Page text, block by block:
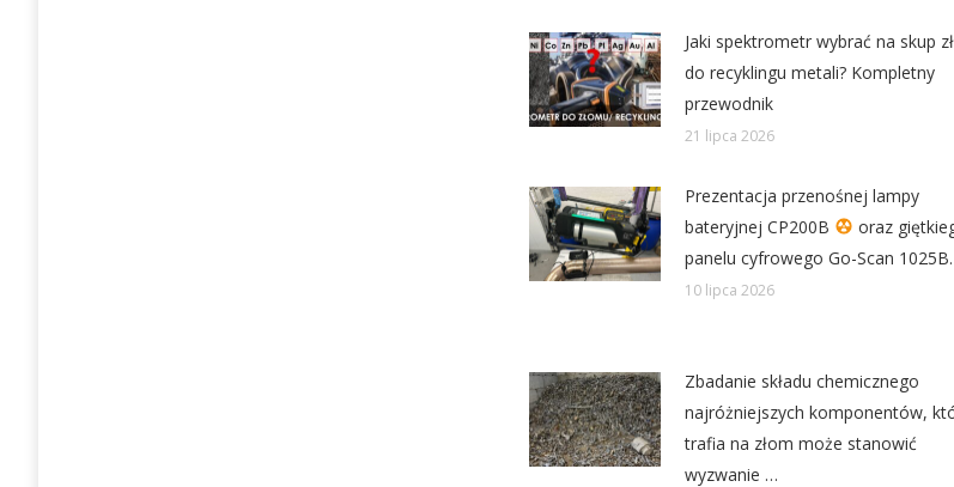
Jaki spektrometr wybrać na skup
do recyklingu metali? Kompletny
przewodnik
21 lipca 2026
Prezentacja przenośnej lampy
bateryjnej CP200B
oraz
panelu cyfrowego Go-Scan 1025B.
10 lipca 2026
Zbadanie składu chemicznego
najróżniejszych komponentów,
trafia na złom może stanowić
wyzwanie …